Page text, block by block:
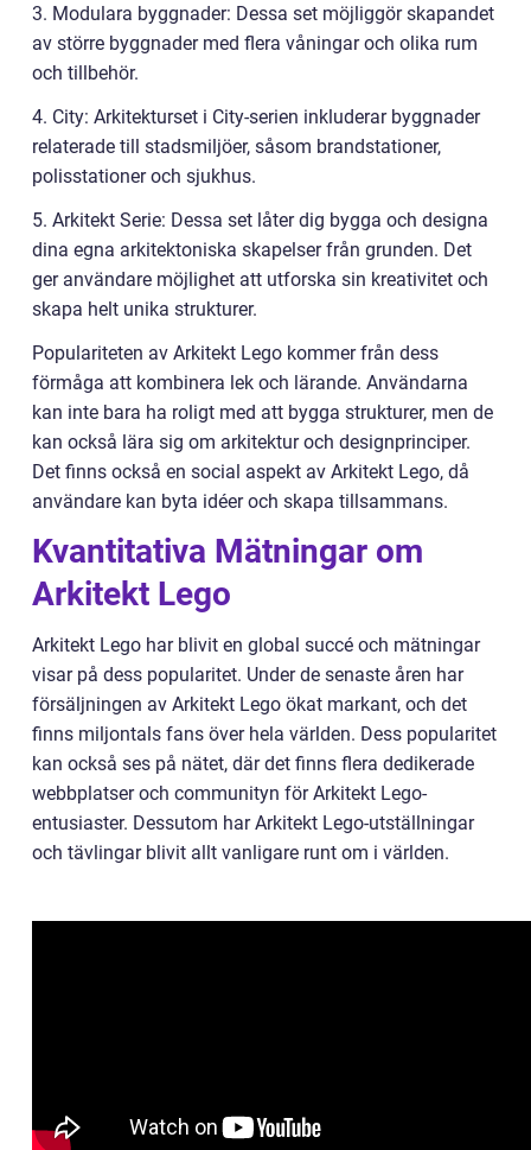
3. Modulara byggnader: Dessa set möjliggör skapandet
av större byggnader med flera våningar och olika rum
och tillbehör.
4. City: Arkitekturset i City-serien inkluderar byggnader
relaterade till stadsmiljöer, såsom brandstationer,
polisstationer och sjukhus.
5. Arkitekt Serie: Dessa set låter dig bygga och designa
dina egna arkitektoniska skapelser från grunden. Det
ger användare möjlighet att utforska sin kreativitet och
skapa helt unika strukturer.
Populariteten av Arkitekt Lego kommer från dess
förmåga att kombinera lek och lärande. Användarna
kan inte bara ha roligt med att bygga strukturer, men de
kan också lära sig om arkitektur och designprinciper.
Det finns också en social aspekt av Arkitekt Lego, då
användare kan byta idéer och skapa tillsammans.
Kvantitativa Mätningar om
Arkitekt Lego
Arkitekt Lego har blivit en global succé och mätningar
visar på dess popularitet. Under de senaste åren har
försäljningen av Arkitekt Lego ökat markant, och det
finns miljontals fans över hela världen. Dess popularitet
kan också ses på nätet, där det finns flera dedikerade
webbplatser och communityn för Arkitekt Lego-
entusiaster. Dessutom har Arkitekt Lego-utställningar
och tävlingar blivit allt vanligare runt om i världen.